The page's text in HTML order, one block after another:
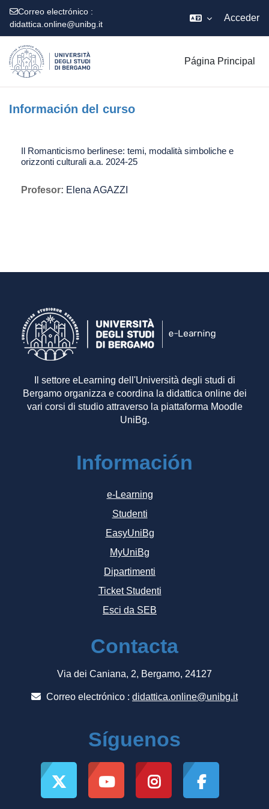
Correo electrónico :
didattica.online@unibg.it
Acceder
Página Principal
Información del curso
Il Romanticismo berlinese: temi, modalità simboliche e
orizzonti culturali a.a. 2024-25
Profesor: Elena AGAZZI
Il settore eLearning dell'Università degli studi di
Bergamo organizza e coordina la didattica online dei
vari corsi di studio attraverso la piattaforma Moodle
UniBg.
Información
e-Learning
Studenti
EasyUniBg
MyUniBg
Dipartimenti
Ticket Studenti
Esci da SEB
Contacta
Via dei Caniana, 2, Bergamo, 24127
Correo electrónico : didattica.online@unibg.it
Síguenos